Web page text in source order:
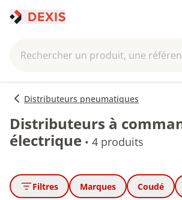
Rechercher un produit, une
Distributeurs pneumatiques
Distributeurs à
électrique • 4 produits
Filtres Marques Coudé